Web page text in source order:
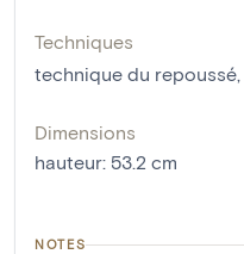
Techniques
technique du repoussé,
Dimensions
hauteur: 53.2 cm
NOTES